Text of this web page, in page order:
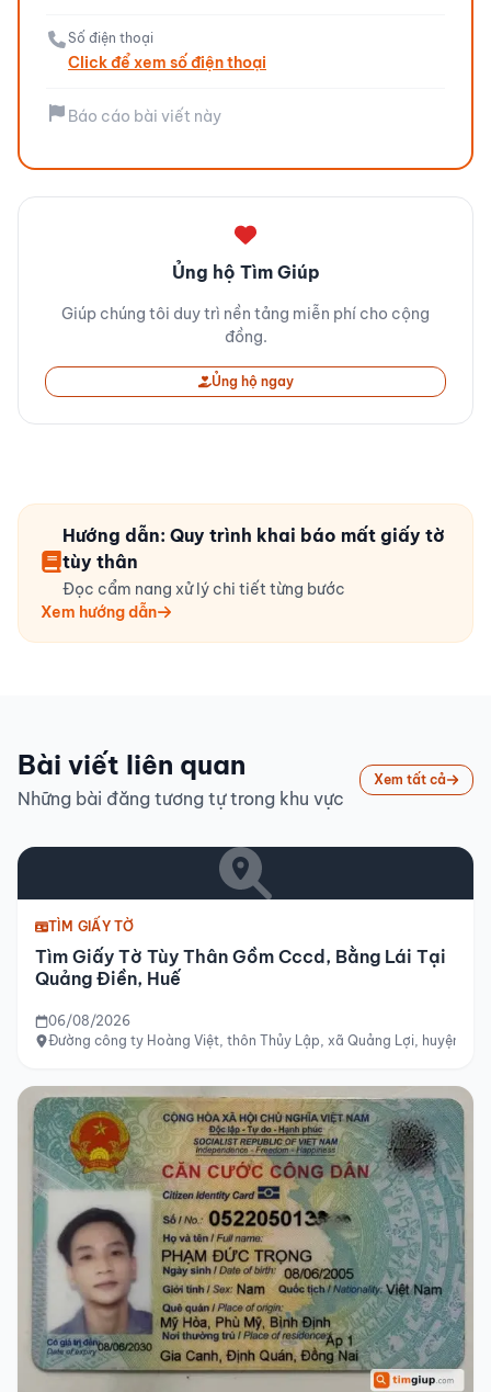
Số điện thoại
Click để xem số điện thoại
Báo cáo bài viết này
Ủng hộ Tìm Giúp
Giúp chúng tôi duy trì nền tảng miễn phí cho cộng
đồng.
Ủng hộ ngay
Hướng dẫn: Quy trình khai báo mất giấy tờ
tùy thân
Đọc cẩm nang xử lý chi tiết từng bước
Xem hướng dẫn
Bài viết liên quan
Những bài đăng tương tự trong khu vực
Xem tất cả
TÌM GIẤY TỜ
Tìm Giấy Tờ Tùy Thân Gồm Cccd, Bằng Lái Tại
Quảng Điền, Huế
06/08/2026
Đường công ty Hoàng Việt, thôn Thủy Lập, xã Quảng Lợi, huyện